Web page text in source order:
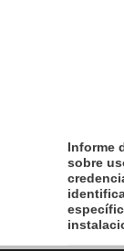
Informe
sobre